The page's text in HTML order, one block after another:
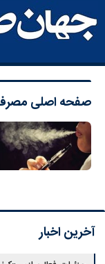
صفحه اصلی
آخرین اخبار